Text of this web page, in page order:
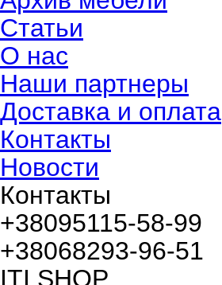
Статьи
О нас
Наши партнеры
Доставка и оплата
Контакты
Новости
Контакты
+38095115-58-99
+38068293-96-51
ITI SHOP